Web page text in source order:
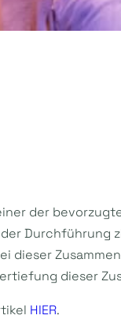
der
Durchführung
dieser
dieser
HIER.